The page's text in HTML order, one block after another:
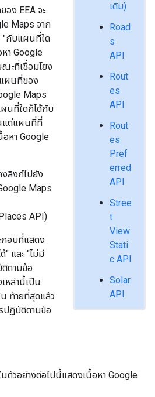
เดิม)
Road
s
API
Rout
es
API
Rout
es
Pref
erred
API
Stree
t
View
Stati
c API
Solar
API
อง EEA จะ
Maps จาก
"กับแผนที่ใด
า Google
ะที่เชื่อมโยง
ผนที่ของ
Maps
นที่ใดก็ได้กับ
แต่แผนที่ที่
หา Google
ลิงก์ไปยัง
Maps
API)
กอบที่แสดง
และ "ไม่มี
ตามข้อ
หล่านี้เป็น
ท้ายที่สุดแล้ว
ปฏิบัติตามข้อ
ตัวอย่างต่อไปนี้แสดงเนื้อหา Google